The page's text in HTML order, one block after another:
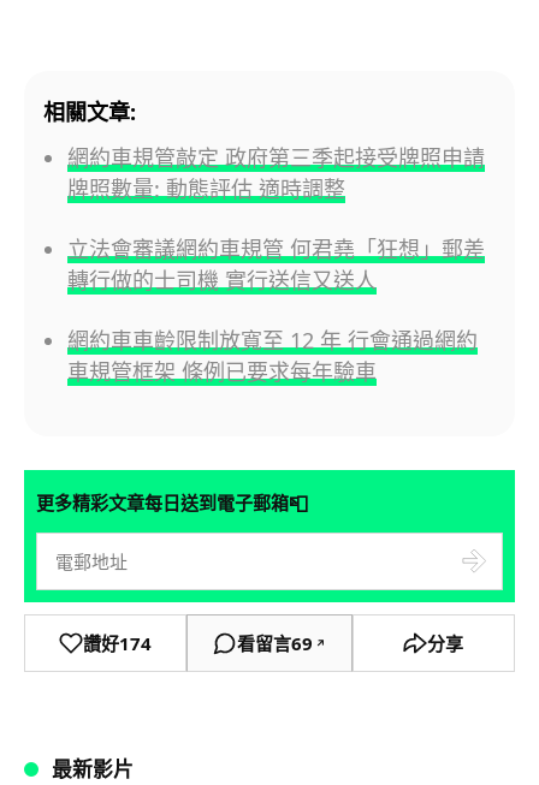
相關文章:
網約車規管敲定 政府第三季起接受牌照申請
牌照數量: 動態評估 適時調整
立法會審議網約車規管 何君堯「狂想」郵差
轉行做的士司機 實行送信又送人
網約車車齡限制放寬至 12 年 行會通過網約
車規管框架 條例已要求每年驗車
更多精彩文章每日送到電子郵箱📮
讚好174 看留言69 ↗ 分享
最新影片